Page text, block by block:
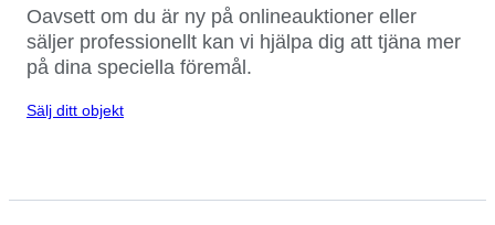
Oavsett om du är ny på onlineauktioner eller
säljer professionellt kan vi hjälpa dig att tjäna mer
på dina speciella föremål.
Sälj ditt objekt